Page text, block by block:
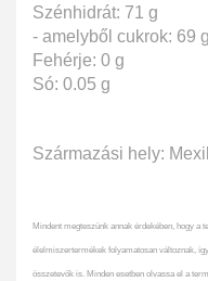
Szénhidrát: 71 g
- amelyből cukrok: 69 g
Fehérje: 0 g
Só: 0.05 g
Származási hely:
Mindent megteszünk annak érdekében, hogy a
élelmiszertermékek folyamatosan változnak,
összetevők is. Minden esetben olvassa el a